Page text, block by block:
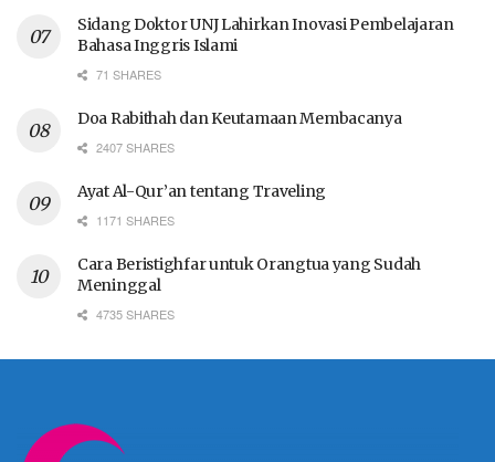
Sidang Doktor UNJ Lahirkan Inovasi Pembelajaran
Bahasa Inggris Islami
71 SHARES
Doa Rabithah dan Keutamaan Membacanya
2407 SHARES
Ayat Al-Qur’an tentang Traveling
1171 SHARES
Cara Beristighfar untuk Orangtua yang Sudah
Meninggal
4735 SHARES